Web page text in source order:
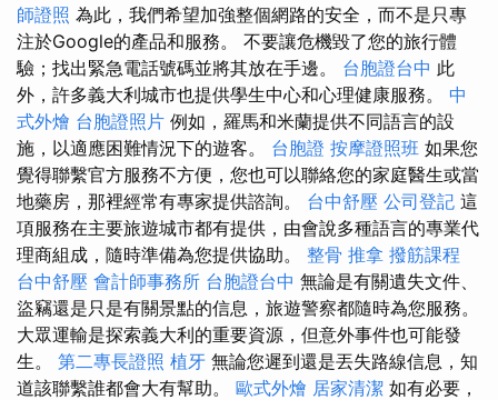
師證照 為此，我們希望加強整個網路的安全，而不是只專
注於Google的產品和服務。 不要讓危機毀了您的旅行體
驗；找出緊急電話號碼並將其放在手邊。 台胞證台中 此
外，許多義大利城市也提供學生中心和心理健康服務。 中
式外燴 台胞證照片 例如，羅馬和米蘭提供不同語言的設
施，以適應困難情況下的遊客。 台胞證 按摩證照班 如果您
覺得聯繫官方服務不方便，您也可以聯絡您的家庭醫生或當
地藥房，那裡經常有專家提供諮詢。 台中舒壓 公司登記 這
項服務在主要旅遊城市都有提供，由會說多種語言的專業代
理商組成，隨時準備為您提供協助。 整骨 推拿 撥筋課程
台中舒壓 會計師事務所 台胞證台中 無論是有關遺失文件、
盜竊還是只是有關景點的信息，旅遊警察都隨時為您服務。
大眾運輸是探索義大利的重要資源，但意外事件也可能發
生。 第二專長證照 植牙 無論您遲到還是丟失路線信息，知
道該聯繫誰都會大有幫助。 歐式外燴 居家清潔 如有必要，